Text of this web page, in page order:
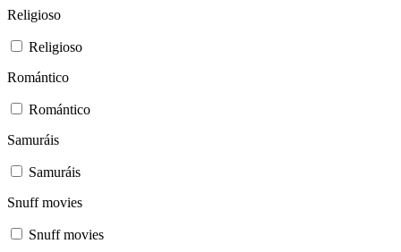
Religioso
Religioso
Romántico
Romántico
Samuráis
Samuráis
Snuff movies
Snuff movies